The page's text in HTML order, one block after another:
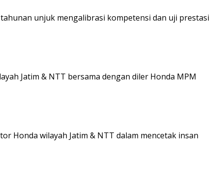
unjuk mengalibrasi kompetensi dan uji prestasi
Jatim & NTT bersama dengan diler Honda MPM
Honda wilayah Jatim & NTT dalam mencetak insan